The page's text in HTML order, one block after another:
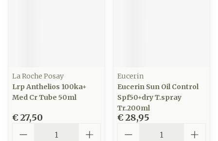
La Roche Posay
Lrp Anthelios 100ka+
Med Cr Tube 50ml
€ 27,50
Eucerin
Eucerin Sun Oil Control
Spf50+dry T.spray
Tr.200ml
€ 28,95